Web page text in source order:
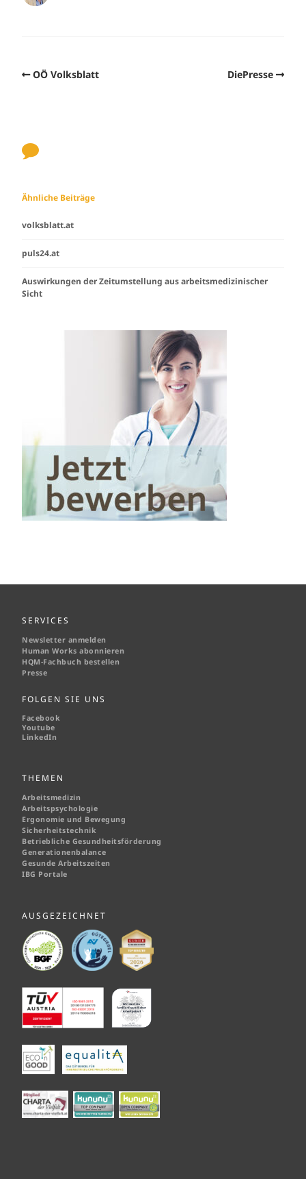
OÖ Volksblatt DiePresse
Ähnliche Beiträge
volksblatt.at
puls24.at
Auswirkungen der Zeitumstellung aus arbeitsmedizinischer
Sicht
SERVICES
Newsletter anmelden
Human Works abonnieren
HQM-Fachbuch bestellen
Presse
FOLGEN SIE UNS
Facebook
Youtube
LinkedIn
THEMEN
Arbeitsmedizin
Arbeitspsychologie
Ergonomie und Bewegung
Sicherheitstechnik
Betriebliche Gesundheitsförderung
Generationenbalance
Gesunde Arbeitszeiten
IBG Portale
AUSGEZEICHNET